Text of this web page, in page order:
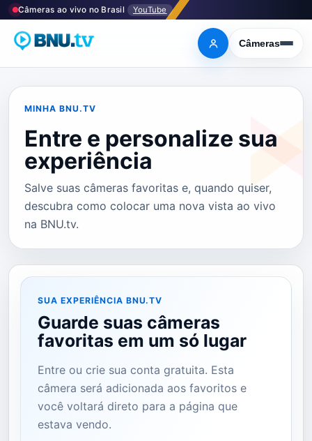
PularCâmeras ao vivo no Brasil YouTube
EntrarCâmeras
Abrir
MINHA BNU.TV
Entre e personalize sua
experiência
Salve suas câmeras favoritas e, quando quiser,
descubra como colocar uma nova vista ao vivo
na BNU.tv.
SUA EXPERIÊNCIA BNU.TV
Guarde suas câmeras
favoritas em um só lugar
Entre ou crie sua conta gratuita. Esta
câmera será adicionada aos favoritos e
você voltará direto para a página que
estava vendo.